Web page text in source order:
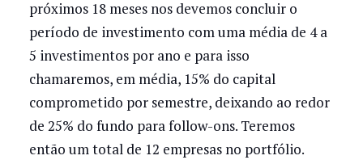
próximos 18 meses nos devemos concluir o
período de investimento com uma média de 4 a
5 investimentos por ano e para isso
chamaremos, em média, 15% do capital
comprometido por semestre, deixando ao redor
de 25% do fundo para follow-ons. Teremos
então um total de 12 empresas no portfólio.